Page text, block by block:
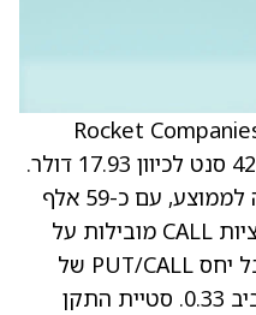
מעורב, כאשר המניה יורדת ב-42 סנט לכיוון 17.93 דולר.
מחזור המסחר באופציות דומה לממוצע, עם כ-59 אלף
חוזים שנסחרו, וקניות של אופציות CALL מובילות על
פני אופציות PUT, כך שמתקבל יחס PUT/CALL של
0.07, לעומת רמה טיפוסית סביב 0.33. סטיית התקן